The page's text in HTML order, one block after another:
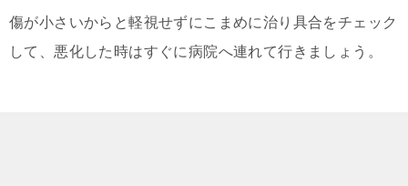
傷が小さいからと軽視せずにこまめに治り具合をチェック
して、悪化した時はすぐに病院へ連れて行きましょう。